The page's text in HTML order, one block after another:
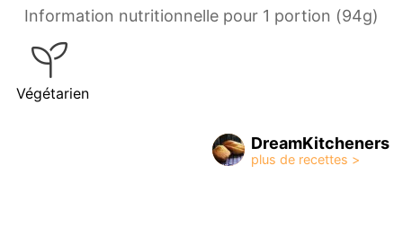
Information nutritionnelle pour 1 portion (94g)
Végétarien
DreamKitcheners